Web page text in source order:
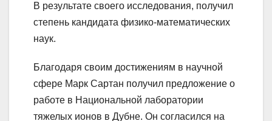
В результате своего исследования, получил
степень кандидата физико-математических
наук.
Благодаря своим достижениям в научной
сфере Марк Сартан получил предложение о
работе в Национальной лаборатории
тяжелых ионов в Дубне. Он согласился на